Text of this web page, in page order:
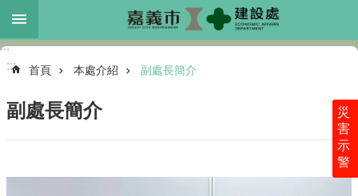
跳到主要內容區塊
進
階
災
害
示
警
:::
:::
首頁 本處介紹 副處長簡介
副處長簡介